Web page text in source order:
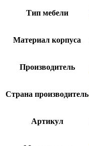
вскрытий
Тип мебели
Материал корпуса
Производитель
Страна производитель
Артикул